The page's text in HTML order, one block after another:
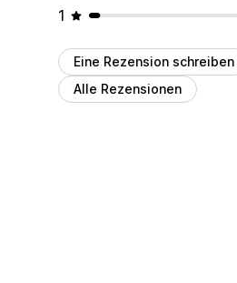
1
Eine Rezension schreiben
Alle Rezensionen